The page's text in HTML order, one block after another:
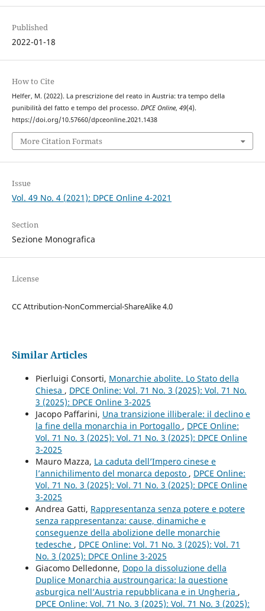
Published
2022-01-18
How to Cite
Helfer, M. (2022). La prescrizione del reato in Austria: tra tempo della
punibilità del fatto e tempo del processo. DPCE Online, 49(4).
https://doi.org/10.57660/dpceonline.2021.1438
More Citation Formats
Issue
Vol. 49 No. 4 (2021): DPCE Online 4-2021
Section
Sezione Monografica
License
CC Attribution-NonCommercial-ShareAlike 4.0
Similar Articles
Pierluigi Consorti, Monarchie abolite. Lo Stato della
Chiesa , DPCE Online: Vol. 71 No. 3 (2025): Vol. 71 No.
3 (2025): DPCE Online 3-2025
Jacopo Paffarini, Una transizione illiberale: il declino e
la fine della monarchia in Portogallo , DPCE Online:
Vol. 71 No. 3 (2025): Vol. 71 No. 3 (2025): DPCE Online
3-2025
Mauro Mazza, La caduta dell’Impero cinese e
l’annichilimento del monarca deposto , DPCE Online:
Vol. 71 No. 3 (2025): Vol. 71 No. 3 (2025): DPCE Online
3-2025
Andrea Gatti, Rappresentanza senza potere e potere
senza rappresentanza: cause, dinamiche e
conseguenze della abolizione delle monarchie
tedesche , DPCE Online: Vol. 71 No. 3 (2025): Vol. 71
No. 3 (2025): DPCE Online 3-2025
Giacomo Delledonne, Dopo la dissoluzione della
Duplice Monarchia austroungarica: la questione
asburgica nell’Austria repubblicana e in Ungheria ,
DPCE Online: Vol. 71 No. 3 (2025): Vol. 71 No. 3 (2025):